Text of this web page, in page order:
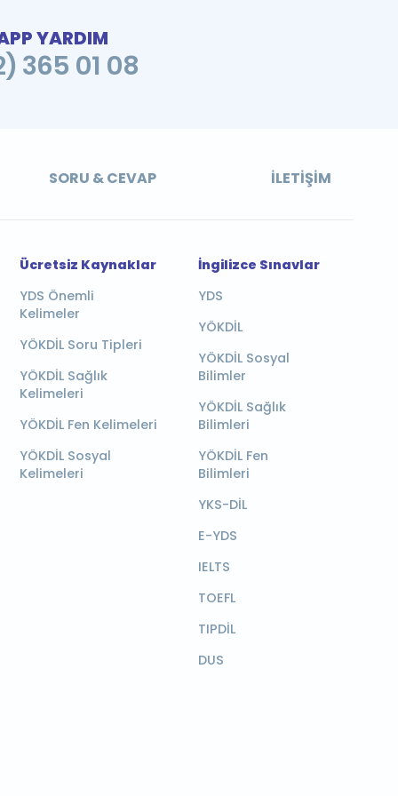
YARDIM
365 01 08
SORU & CEVAP İLETIŞIM
Ücretsiz Kaynaklar
YDS Önemli
Kelimeler
YÖKDİL Soru Tipleri
YÖKDİL Sağlık
Kelimeleri
YÖKDİL Fen Kelimeleri
YÖKDİL Sosyal
Kelimeleri
İngilizce Sınavlar
YDS
YÖKDİL
YÖKDİL Sosyal
Bilimler
YÖKDİL Sağlık
Bilimleri
YÖKDİL Fen
Bilimleri
YKS-DİL
E-YDS
IELTS
TOEFL
TIPDİL
DUS